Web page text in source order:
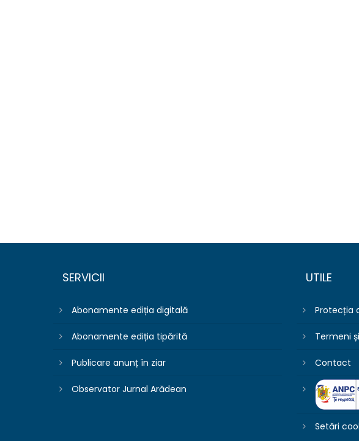
SERVICII
Abonamente ediția digitală
Abonamente ediția tipărită
Publicare anunț în ziar
Observator Jurnal Arădean
UTILE
Protecția
Termeni
Contact
Setări